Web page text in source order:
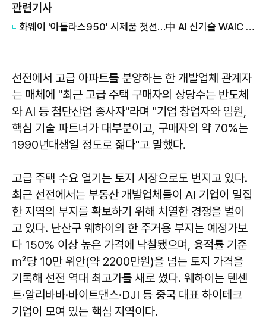
관련기사
화웨이 '아틀라스950' 시제품 첫선…中 AI 신기술 WAIC 집결
선전에서 고급 아파트를 분양하는 한 개발업체 관계자
는 매체에 "최근 고급 주택 구매자의 상당수는 반도체
와 AI 등 첨단산업 종사자"라며 "기업 창업자와 임원,
핵심 기술 파트너가 대부분이고, 구매자의 약 70%는
1990년대생일 정도로 젊다"고 말했다.
고급 주택 수요 열기는 토지 시장으로도 번지고 있다.
최근 선전에서는 부동산 개발업체들이 AI 기업이 밀집
한 지역의 부지를 확보하기 위해 치열한 경쟁을 벌이
고 있다. 난산구 웨하이의 한 주거용 부지는 예정가보
다 150% 이상 높은 가격에 낙찰됐으며, 용적률 기준
㎡당 10만 위안(약 2200만원)을 넘는 토지 가격을
기록해 선전 역대 최고가를 새로 썼다. 웨하이는 텐센
트·알리바바·바이트댄스·DJI 등 중국 대표 하이테크
기업이 모여 있는 핵심 지역이다.